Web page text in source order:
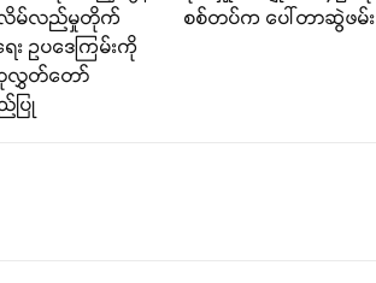
လိမ်လည်မှုတိုက်
း ဥပဒေကြမ်းကို
လွှတ်တော်
ပြု
စစ်တပ်က ပေါ်တာဆွဲဖမ်း